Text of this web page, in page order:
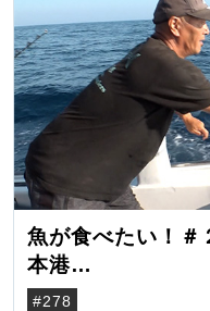
魚が食べたい！
本港
（クロマグロ）
#278